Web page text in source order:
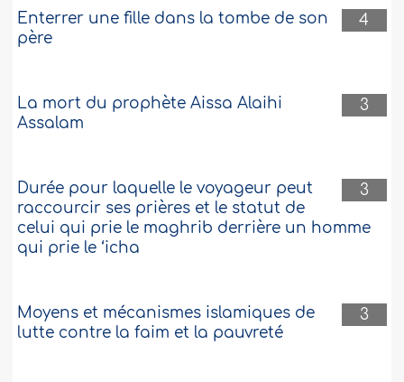
retournent ensuite sur terre.. Plus
295573
Négocier avec un djinn pour qu'il sorte
d'un corps
utiliser une négociation avec un djinn,
c’est à dire pour qu'il sorte du corps, on
lui propose un morceau de tissu ou bien
on lui propose de manger un repas avec
une somme donnée ou on le menace de
287245 2-3-2015
4
Enterrer une fille dans la tombe de son
père
3
La mort du prophète Aissa Alaihi
Assalam
3
Durée pour laquelle le voyageur peut
raccourcir ses prières et le statut de
celui qui prie le maghrib derrière un homme
qui prie le ‘icha
3
Moyens et mécanismes islamiques de
lutte contre la faim et la pauvreté